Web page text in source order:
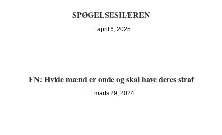
SPØGELSESHÆREN
april 6, 2025
FN: Hvide mænd er onde og skal have deres straf
marts 29, 2024